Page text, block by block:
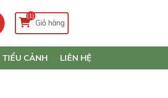
(1)
Giỏ hàng
TIỂU CẢNH LIÊN HỆ